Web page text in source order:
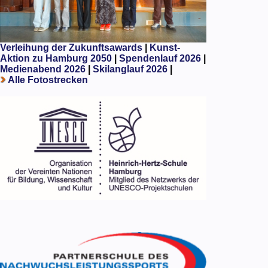
Verleihung der Zukunftsawards|
Kunst-
Aktion zu Hamburg 2050
Spendenlauf 2026|
Medienabend 2026| Skilanglauf 2026|
Alle Fotostrecken